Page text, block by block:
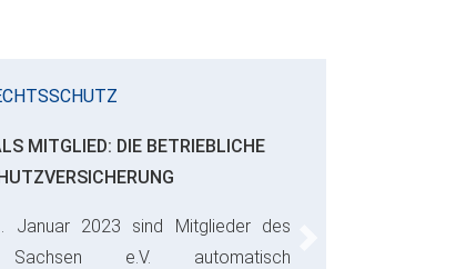
MITGLIED: DIE BETRIEBLICHE
Januar 2023 sind Mitglieder des
Sachsen e.V. automatisch